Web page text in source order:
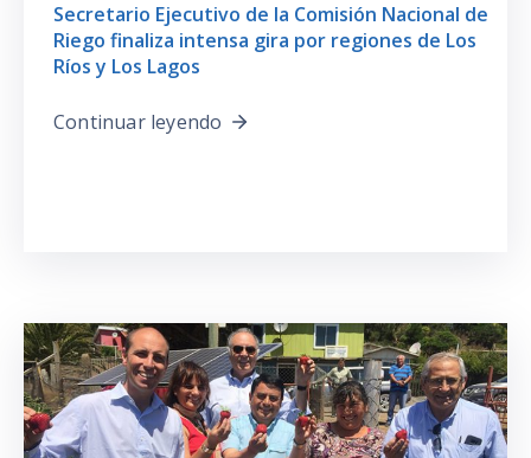
Secretario Ejecutivo de la Comisión Nacional de
Riego finaliza intensa gira por regiones de Los
Ríos y Los Lagos
Continuar leyendo